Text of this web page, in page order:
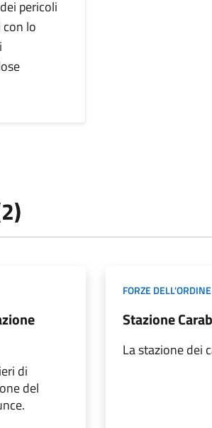
pericoli
lo
di
del
FORZE DELL'ORDINE
Stazione
La stazione dei